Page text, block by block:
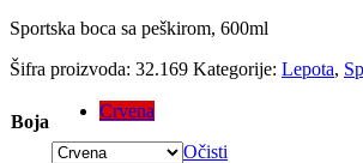
Sportska boca sa peškirom, 600ml
Šifra proizvoda: 32.169 Kategorije: Lepota,
Boja
Crvena
Očisti